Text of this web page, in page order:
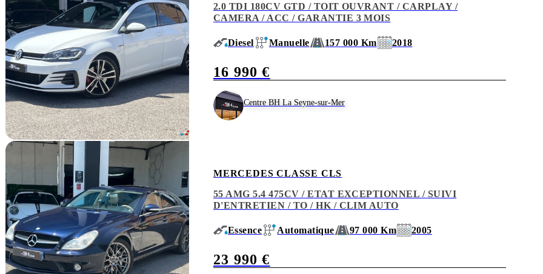
2.0 TDI 180CV GTD / TOIT OUVRANT / CARPLAY /
CAMERA / ACC / GARANTIE 3 MOIS
Diesel Manuelle 157 000 Km 2018
16 990 €
Centre BH La Seyne-sur-Mer
MERCEDES CLASSE CLS
55 AMG 5.4 475CV / ETAT EXCEPTIONNEL / SUIVI
D'ENTRETIEN / TO / HK / CLIM AUTO
Essence Automatique 97 000 Km 2005
23 990 €